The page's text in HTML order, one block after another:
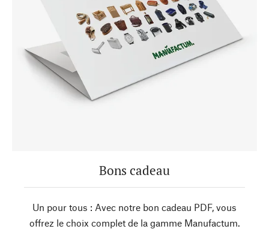
Bons cadeau
Un pour tous : Avec notre bon cadeau PDF, vous
offrez le choix complet de la gamme Manufactum.